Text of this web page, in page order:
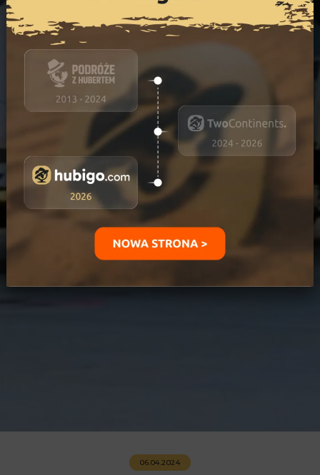
06.04.2024